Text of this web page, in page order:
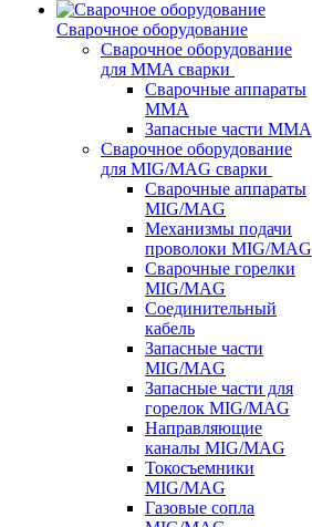
Сварочное оборудование
Сварочное оборудование
для MMA сварки
Сварочные аппараты
MMA
Запасные части MMA
Сварочное оборудование
для MIG/MAG сварки
Сварочные аппараты
MIG/MAG
Механизмы подачи
проволоки MIG/MAG
Сварочные горелки
MIG/MAG
Соединительный
кабель
Запасные части
MIG/MAG
Запасные части для
горелок MIG/MAG
Направляющие
каналы MIG/MAG
Токосъемники
MIG/MAG
Газовые сопла